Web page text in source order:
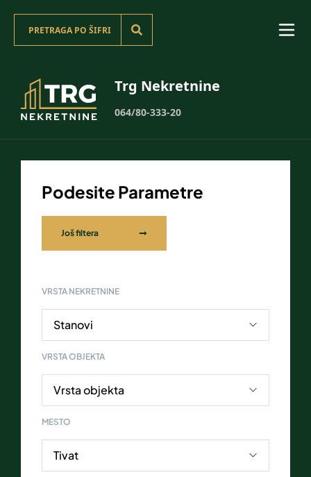
Trg Nekretnine
064/80-333-20
Podesite Parametre
Još filtera
VRSTA NEKRETNINE
VRSTA OBJEKTA
MESTO